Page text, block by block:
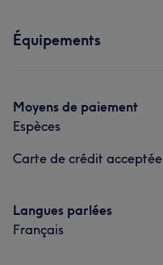
Équipements
Moyens de paiement
Espèces
Carte de crédit acceptée
Langues parlées
Français